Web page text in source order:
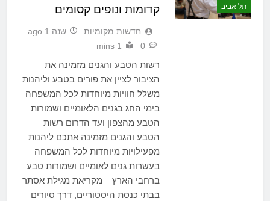
תל אביב
קדומות ונופים קסומים
חדשות מקומיות
שנה 1 ago
0
1 mins
רשות הטבע והגנים מזמינה את
הציבור לציין את פורים בטבע וליהנות
משלל חוויות מיוחדות לכל המשפחה
בימי החג בגנים הלאומיים ושמורות
הטבע מהצפון ועד הדרום רשות
הטבע והגנים מזמינה אתכם ליהנות
מפעילויות מיוחדות לכל המשפחה
בעשרות גנים לאומיים ושמורות טבע
ברחבי הארץ – מקריאת מגילת אסתר
בבתי כנסת היסטוריים, דרך סיורים